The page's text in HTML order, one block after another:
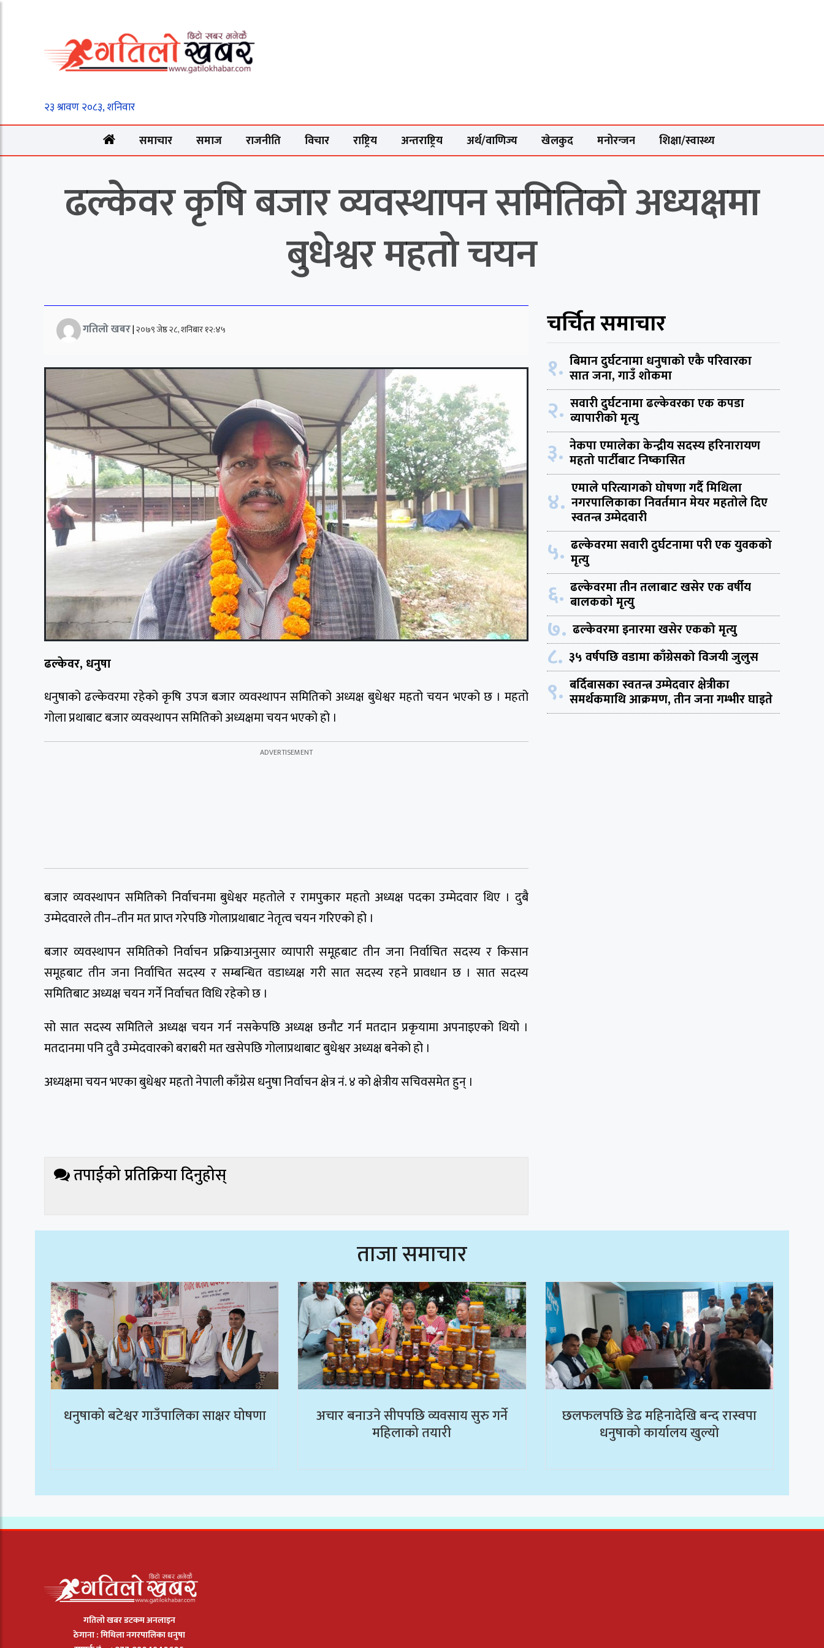
समाचार समाज राजनीति विचार राष्ट्रिय अन्तराष्ट्रिय अर्थ/वाणिज्य खेलकुद मनोरन्जन शिक्षा/स्वास्थ्य
ढल्केवर कृषि बजार व्यवस्थापन समितिको अध्यक्षमा
बुधेश्वर महतो चयन
गतिलो खबर|२०७९ जेष्ठ २८, शनिबार १२:४५
ढल्केवर, धनुषा
धनुषाको ढल्केवरमा रहेको कृषि उपज बजार व्यवस्थापन समितिको अध्यक्ष बुधेश्वर महतो चयन भएको छ । महतो
गोला प्रथाबाट बजार व्यवस्थापन समितिको अध्यक्षमा चयन भएको हो ।
बजार व्यवस्थापन समितिको निर्वाचनमा बुधेश्वर महतोले र रामपुकार महतो अध्यक्ष पदका उम्मेदवार थिए । दुबै
उम्मेदवारले तीन–तीन मत प्राप्त गरेपछि गोलाप्रथाबाट नेतृत्व चयन गरिएको हो ।
बजार व्यवस्थापन समितिको निर्वाचन प्रक्रियाअनुसार व्यापारी समूहबाट तीन जना निर्वाचित सदस्य र किसान
समूहबाट तीन जना निर्वाचित सदस्य र सम्बन्धित वडाध्यक्ष गरी सात सदस्य रहने प्रावधान छ । सात सदस्य
समितिबाट अध्यक्ष चयन गर्ने निर्वाचत विधि रहेको छ ।
सो सात सदस्य समितिले अध्यक्ष चयन गर्न नसकेपछि अध्यक्ष छनौट गर्न मतदान प्रकृयामा अपनाइएको थियो ।
मतदानमा पनि दुवै उम्मेदवारको बराबरी मत खसेपछि गोलाप्रथाबाट बुधेश्वर अध्यक्ष बनेको हो ।
अध्यक्षमा चयन भएका बुधेश्वर महतो नेपाली काँग्रेस धनुषा निर्वाचन क्षेत्र नं. ४ को क्षेत्रीय सचिवसमेत हुन् ।
तपाईको प्रतिक्रिया दिनुहोस्
चर्चित समाचार
१. बिमान दुर्घटनामा धनुषाको एकै परिवारका
सात जना, गाउँ शोकमा
२. सवारी दुर्घटनामा ढल्केवरका एक कपडा
व्यापारीको मृत्यु
३. नेकपा एमालेका केन्द्रीय सदस्य हरिनारायण
महतो पार्टीबाट निष्कासित
४. एमाले परित्यागको घोषणा गर्दै मिथिला
नगरपालिकाका निवर्तमान मेयर महतोले दिए
स्वतन्त्र उम्मेदवारी
५. ढल्केवरमा सवारी दुर्घटनामा परी एक युवकको
मृत्यु
६. ढल्केवरमा तीन तलाबाट खसेर एक वर्षीय
बालकको मृत्यु
७. ढल्केवरमा इनारमा खसेर एकको मृत्यु
८. ३५ वर्षपछि वडामा काँग्रेसको विजयी जुलुस
९. बर्दिबासका स्वतन्त्र उम्मेदवार क्षेत्रीका
समर्थकमाथि आक्रमण, तीन जना गम्भीर घाइते
ताजा समाचार
धनुषाको बटेश्वर गाउँपालिका साक्षर घोषणा अचार बनाउने सीपपछि व्यवसाय सुरु गर्ने
महिलाको तयारी
छलफलपछि डेढ महिनादेखि बन्द रास्वपा
धनुषाको कार्यालय खुल्यो
गतिलो खबर डटकम अनलाइन
ठेगाना : मिथिला नगरपालिका धनुषा